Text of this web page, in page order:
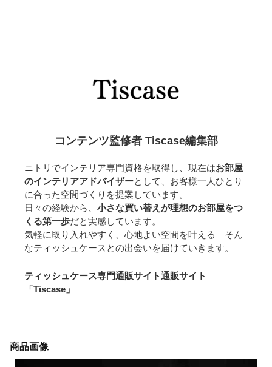
コンテンツ監修者 Tiscase編集部
ニトリでインテリア専門資格を取得し、現在はお部屋
のインテリアアドバイザーとして、お客様一人ひとり
に合った空間づくりを提案しています。
日々の経験から、 小さな買い替えが理想のお部屋をつ
くる第一歩だと実感しています。
気軽に取り入れやすく、心地よい空間を叶える—そん
なティッシュケースとの出会いを届けていきます。
ティッシュケース専門通販サイト通販サイト
「Tiscase 」
商品画像